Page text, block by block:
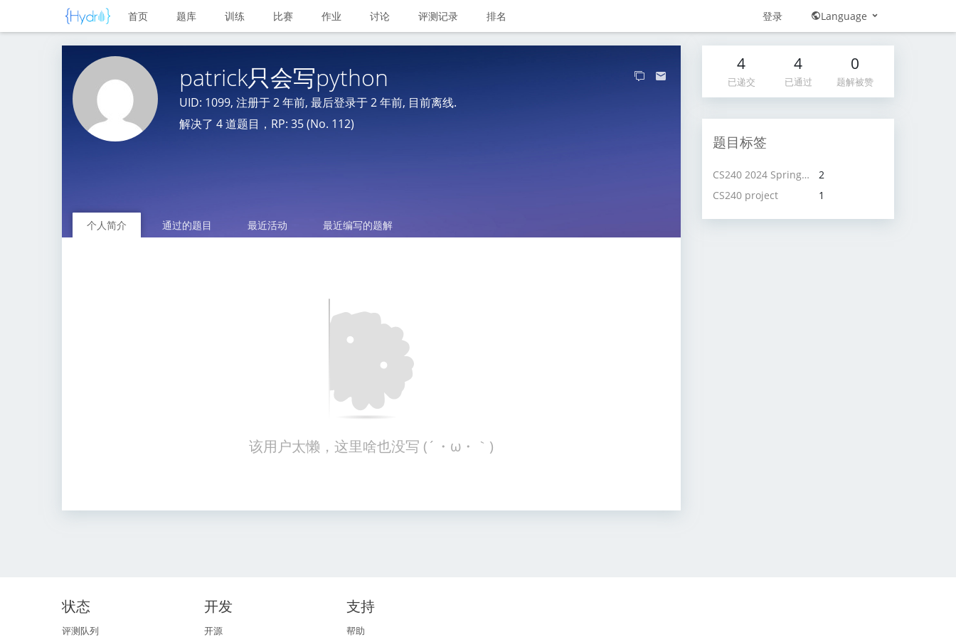
首页 题库 训练 比赛 作业 讨论 评测记录 排名 登录 Language
patrick只会写python
UID: 1099, 注册于2 年前, 最后登录于2 年前, 目前离线.
解决了 4 道题目，RP: 35 (No. 112)
个人简介 通过的题目 最近活动 最近编写的题解
该用户太懒，这里啥也没写 (´・ω・｀)
4
已递交
4
已通过
0
题解被赞
题目标签
CS240 2024 Spring project
2
CS240 project
1
状态
评测队列
开发
开源
支持
帮助